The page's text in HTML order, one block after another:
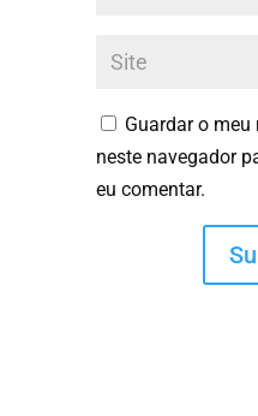
Guardar o meu
neste navegador
eu comentar.